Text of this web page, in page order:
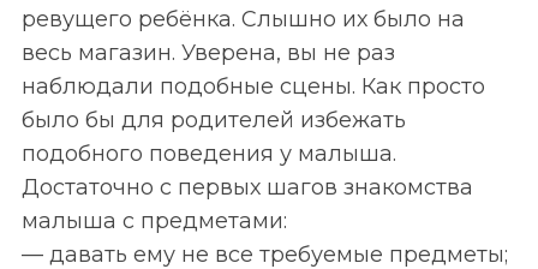
ревущего ребёнка. Слышно их было на
весь магазин. Уверена, вы не раз
наблюдали подобные сцены. Как просто
было бы для родителей избежать
подобного поведения у малыша.
Достаточно с первых шагов знакомства
малыша с предметами:
— давать ему нe все требуемые предметы;